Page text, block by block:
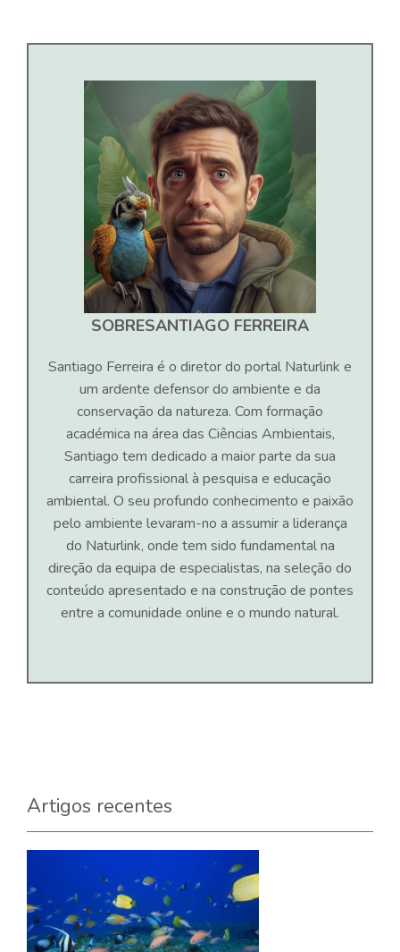
SOBRESANTIAGO FERREIRA
Santiago Ferreira é o diretor do portal Naturlink e
um ardente defensor do ambiente e da
conservação da natureza. Com formação
académica na área das Ciências Ambientais,
Santiago tem dedicado a maior parte da sua
carreira profissional à pesquisa e educação
ambiental. O seu profundo conhecimento e paixão
pelo ambiente levaram-no a assumir a liderança
do Naturlink, onde tem sido fundamental na
direção da equipa de especialistas, na seleção do
conteúdo apresentado e na construção de pontes
entre a comunidade online e o mundo natural.
Artigos recentes